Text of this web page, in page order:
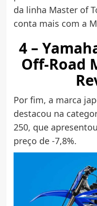
da linha Master of
conta mais com a
4 –
Off-Road
Por fim, a marca
destacou na
250, que
preço de -7,8%.